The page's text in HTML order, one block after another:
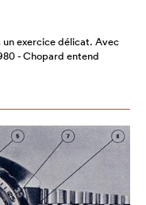
un exercice délicat. Avec
- Chopard entend